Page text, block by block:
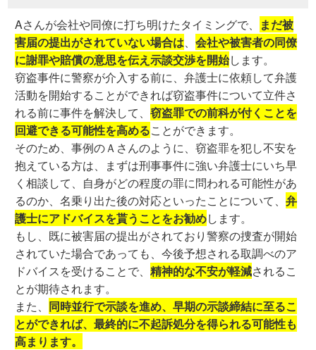
Aさんが会社や同僚に打ち明けたタイミングで、
まだ被
害届の提出がされていない場合は、会社や被害者の同僚
に謝罪や賠償の意思を伝え示談交渉を開始します。
窃盗事件に警察が介入する前に、弁護士に依頼して弁護
活動を開始することができれば窃盗事件について立件さ
れる前に事件を解決して、窃盗罪での前科が付くことを
回避できる可能性を高めることができます。
そのため、事例のＡさんのように、窃盗罪を犯し不安を
抱えている方は、まずは刑事事件に強い弁護士にいち早
く相談して、自身がどの程度の罪に問われる可能性があ
るのか、名乗り出た後の対応といったことについて、弁
護士にアドバイスを貰うことをお勧めします。
もし、既に被害届の提出がされており警察の捜査が開始
されていた場合であっても、今後予想される取調べのア
ドバイスを受けることで、精神的な不安が軽減されるこ
とが期待されます。
また、 同時並行で示談を進め、早期の示談締結に至るこ
とができれば、最終的に不起訴処分を得られる可能性も
高まります。